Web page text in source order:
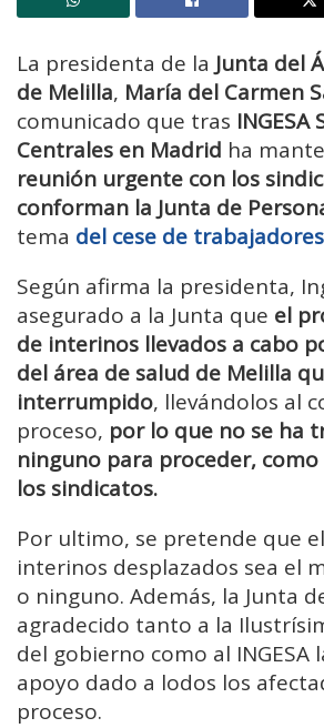
La presidenta de la Junta del
de Melilla, María del Carmen
comunicado que tras INGESA
Centrales en Madrid ha
reunión urgente con los
conforman la Junta de
tema del cese de
Según afirma la presidenta,
asegurado a la Junta que el
de interinos llevados a cabo
del área de salud de Melilla
interrumpido, llevándolos al
proceso, por lo que no se ha
ninguno para proceder, como
los sindicatos.
Por ultimo, se pretende que
interinos desplazados sea el
o ninguno. Además, la Junta
agradecido tanto a la
del gobierno como al INGESA
apoyo dado a lodos los
proceso.